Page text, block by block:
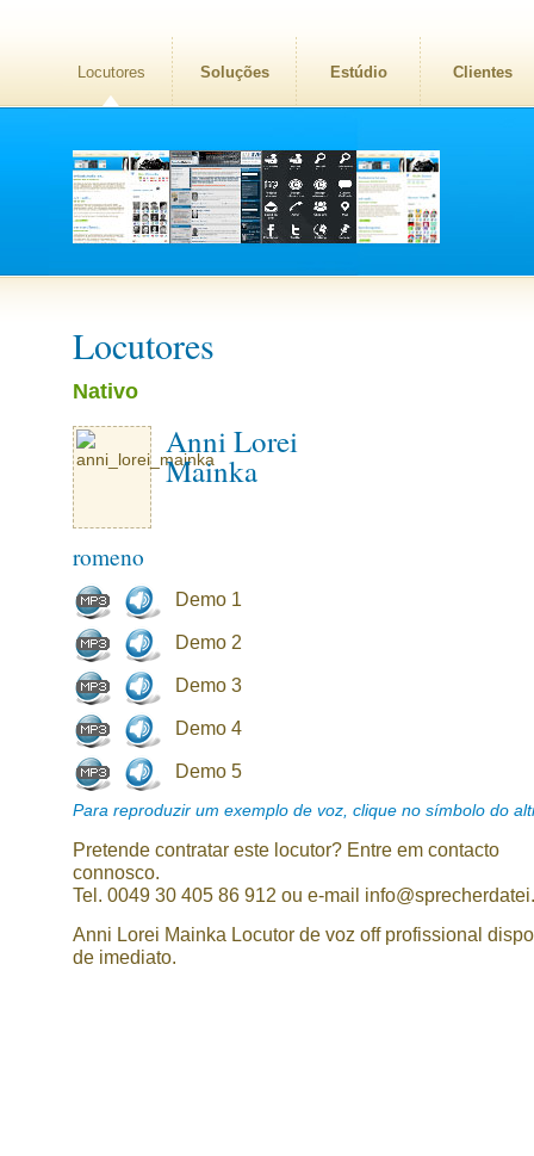
Locutores Soluções Estúdio Clientes
Locutores
Nativo
Anni Lorei
Mainka
romeno
Demo 1
Demo 2
Demo 3
Demo 4
Demo 5
Para reproduzir um exemplo de voz, clique no símbolo do
Pretende contratar este locutor? Entre em contacto
connosco.
Tel. 0049 30 405 86 912 ou e-mail
Anni Lorei Mainka Locutor de voz off profissional
de imediato.